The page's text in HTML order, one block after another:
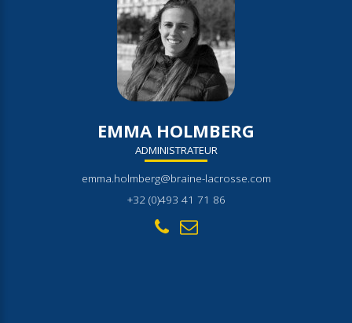
EMMA HOLMBERG
ADMINISTRATEUR
emma.holmberg@braine-lacrosse.com
+32 (0)493 41 71 86